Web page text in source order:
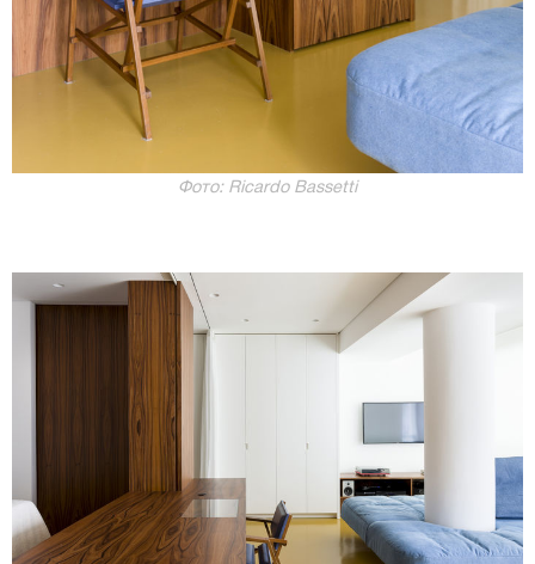
Фото: Ricardo Bassetti